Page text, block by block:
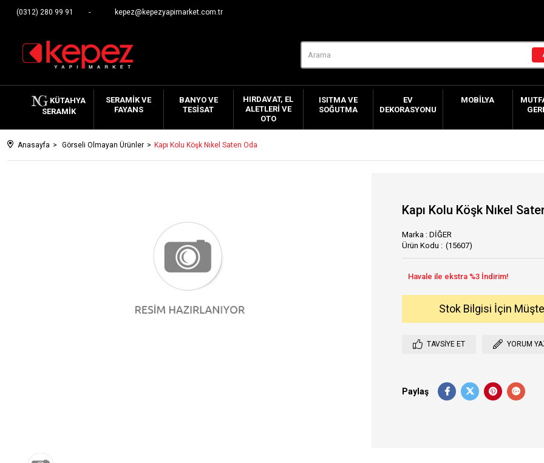
(0312) 280 99 91 kepez@kepezyapimarket.com.tr
KÜTAHYA
SERAMIK
SERAMIK VE
FAYANS
BANYO VE
TESISAT
HIRDAVAT, EL
ALETLERI VE
OTO
ISITMA VE
SOĞUTMA
EV
DEKORASYONU
MOBILYA
Anasayfa Görseli Olmayan Ürünler Kapı Kolu Köşk Nıkel Saten Oda
Kapı Kolu Köşk Nıkel
Marka : DİĞER
(15607)
Stok Bilgisi İçin
TAVSIYE ET YORUM
Paylaş